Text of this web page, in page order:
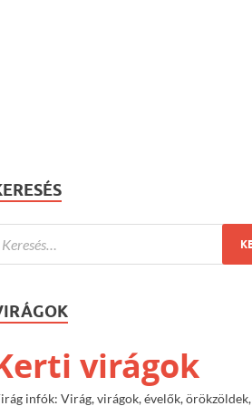
virágok
infók: Virág, virágok, évelők, örökzöldek,